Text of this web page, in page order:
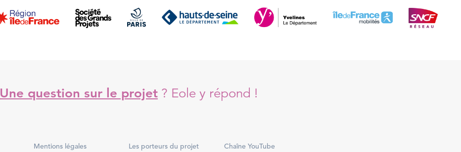
Une question sur le projet ? Eole y répond !
Mentions légales Les porteurs du projet
Chaîne YouTube